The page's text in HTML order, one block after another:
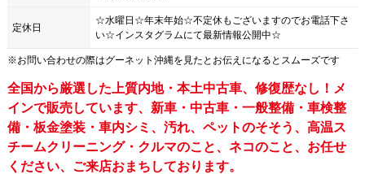
定休日
☆水曜日☆年末年始☆不定休もございますのでお電話下さ
い☆インスタグラムにて最新情報公開中☆
※お問い合わせの際はグーネット沖縄を見たとお伝えになるとスムーズです
全国から厳選した上質内地・本土中古車、修復歴なし！メ
インで販売しています、新車・中古車・一般整備・車検整
備・板金塗装・車内シミ、汚れ、ペットのそそう、高温ス
チームクリーニング・クルマのこと、ネコのこと、お任せ
ください、ご来店おまちしております。